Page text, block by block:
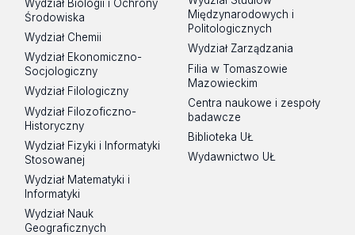
Wydział Biologii i Ochrony
Środowiska
Wydział Chemii
Wydział Ekonomiczno-
Socjologiczny
Wydział Filologiczny
Wydział Filozoficzno-
Historyczny
Wydział Fizyki i Informatyki
Stosowanej
Wydział Matematyki i
Informatyki
Wydział Nauk
Geograficznych
Międzynarodowych i
Politologicznych
Wydział Zarządzania
Filia w Tomaszowie
Mazowieckim
Centra naukowe i zespoły
badawcze
Biblioteka UŁ
Wydawnictwo UŁ